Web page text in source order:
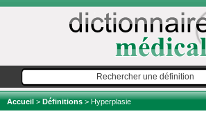
Accueil>Définitions> Hyperplasie